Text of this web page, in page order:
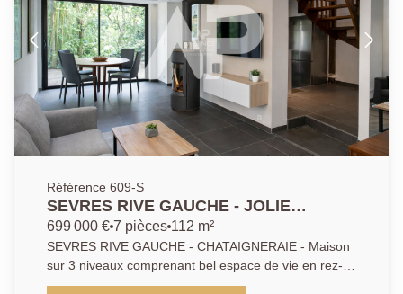
calme et privilégié à découvrir.
Référence 609-S
SEVRES RIVE GAUCHE - JOLIE
MAISON 5 CHAMBRES
699 000 € 7 pièces 112 m²
SEVRES RIVE GAUCHE - CHATAIGNERAIE - Maison
sur 3 niveaux comprenant bel espace de vie en rez-
de-jardin avec cuisine ouverte, aux étages 5